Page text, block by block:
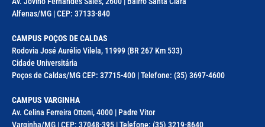
Alfenas/MG | CEP: 37133-840
CAMPUS POÇOS DE CALDAS
Rodovia José Aurélio Vilela, 11999 (BR 267 Km 533)
Cidade Universitária
Poços de Caldas/MG CEP: 37715-400 | Telefone: (35) 3697-4600
CAMPUS VARGINHA
Av. Celina Ferreira Ottoni, 4000 | Padre Vitor
Varginha/MG | CEP: 37048-395 | Telefone: (35) 3219-8640